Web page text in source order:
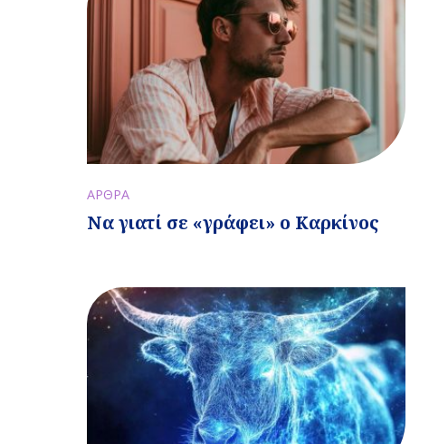
ΑΡΘΡΑ
Να γιατί σε «γράφει» ο Καρκίνος